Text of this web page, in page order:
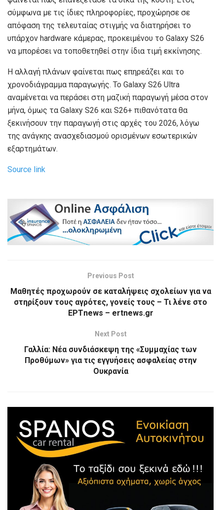
σύμφωνα με τις ίδιες πληροφορίες, προχώρησε σε
απόφαση της τελευταίας στιγμής να διατηρήσει το
υπάρχον hardware κάμερας, προκειμένου το Galaxy S26
να μπορέσει να τοποθετηθεί στην ίδια τιμή εκκίνησης.
Η αλλαγή πλάνων φαίνεται πως επηρεάζει και το
χρονοδιάγραμμα παραγωγής. Το Galaxy S26 Ultra
αναμένεται να περάσει στη μαζική παραγωγή μέσα στον
μήνα, όμως τα Galaxy S26 και S26+ πιθανότατα θα
ξεκινήσουν την παραγωγή στις αρχές του 2026, λόγω
της ανάγκης ανασχεδιασμού ορισμένων εσωτερικών
εξαρτημάτων.
Source link
Previous Post
Μαθητές προχωρούν σε καταλήψεις σχολείων για να
στηρίξουν τους αγρότες, γονείς τους – Τι λένε στο
ΕΡΤnews – ertnews.gr
Next Post
Γαλλία: Νέα συνδιάσκεψη της «Συμμαχίας των
Προθύμων» για τις εγγυήσεις ασφαλείας στην
Ουκρανία